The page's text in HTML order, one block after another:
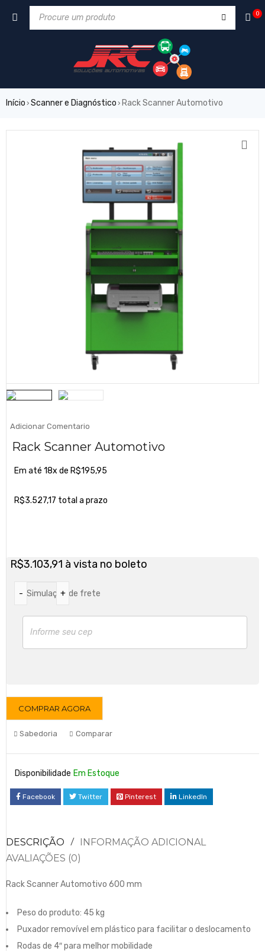
0
Início › Scanner e Diagnóstico › Rack Scanner Automotivo
Adicionar Comentario
Rack Scanner Automotivo
Em até 18x de R$195,95
R$3.527,17 total a prazo
R$3.103,91 à vista no boleto
Simulação de frete
COMPRAR AGORA
Sabedoria Comparar
Disponibilidade Em Estoque
Facebook Twitter Pinterest LinkedIn
DESCRIÇÃO
INFORMAÇÃO ADICIONAL
AVALIAÇÕES (0)
Rack Scanner Automotivo 600 mm
Peso do produto: 45 kg
Puxador removível em plástico para facilitar o deslocamento
Rodas de 4″ para melhor mobilidade